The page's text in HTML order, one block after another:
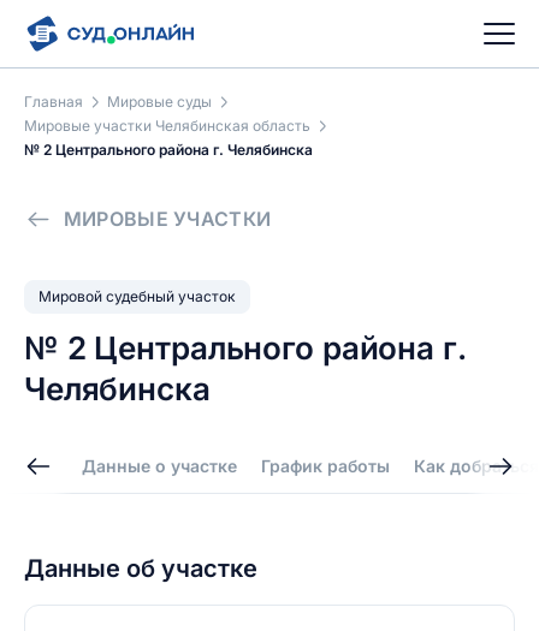
Главная
Мировые суды
Мировые участки Челябинская область
№ 2 Центрального района г. Челябинска
МИРОВЫЕ УЧАСТКИ
Мировой судебный участок
№ 2 Центрального района г.
Челябинска
Данные о участке График работы Как добраться
Данные об участке